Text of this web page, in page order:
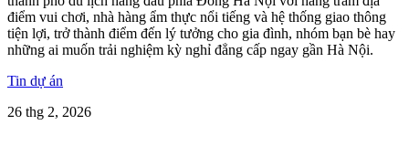
điểm vui chơi, nhà hàng ẩm thực nổi tiếng và hệ thống giao thông
tiện lợi, trở thành điểm đến lý tưởng cho gia đình, nhóm bạn bè hay
những ai muốn trải nghiệm kỳ nghỉ đẳng cấp ngay gần Hà Nội.
Tin dự án
26 thg 2, 2026